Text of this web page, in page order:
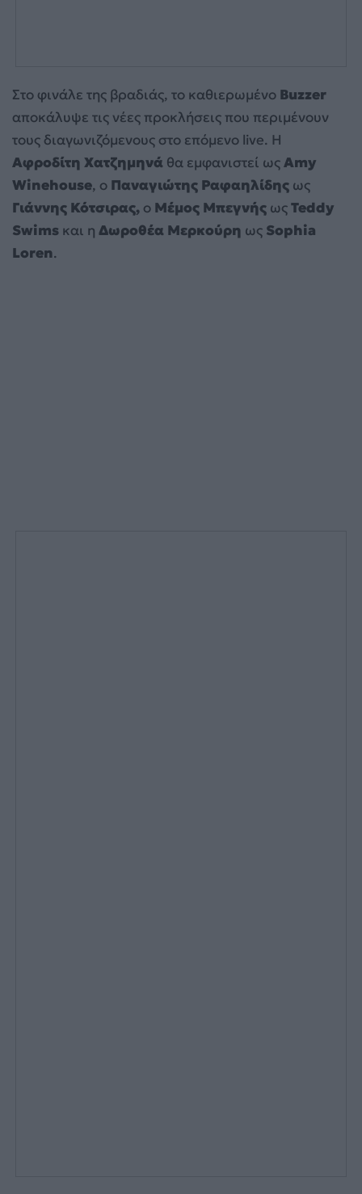
Στο φινάλε της βραδιάς, το καθιερωμένο Buzzer
αποκάλυψε τις νέες προκλήσεις που περιμένουν
τους διαγωνιζόμενους στο επόμενο live. Η
Αφροδίτη Χατζημηνά θα εμφανιστεί ωςAmy
Winehouse, ο Παναγιώτης Ραφαηλίδης ως
Γιάννης Κότσιρας, ο Μέμος Μπεγνής ωςTeddy
Swims και η Δωροθέα Μερκούρη ως Sophia
Loren.